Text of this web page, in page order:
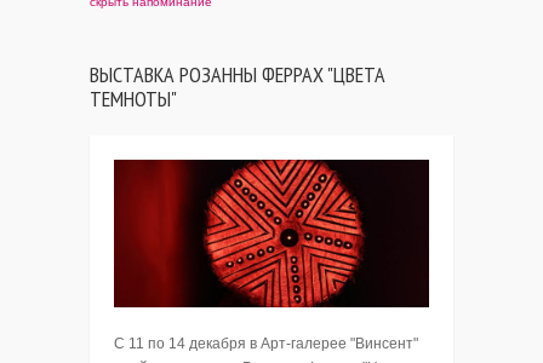
ВЫСТАВКА РОЗАННЫ ФЕРРАХ "ЦВЕТА
ТЕМНОТЫ"
С 11 по 14 декабря в Арт-галерее "Винсент"